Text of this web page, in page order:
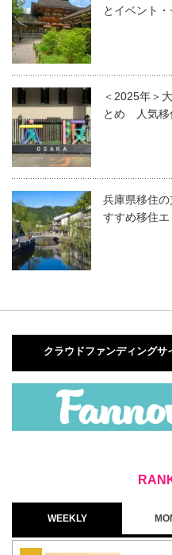
とイベント
＜2025年＞
とめ 人気移
兵庫県移住
すすめ移住
クラウドファンディングサ
WEEKLY